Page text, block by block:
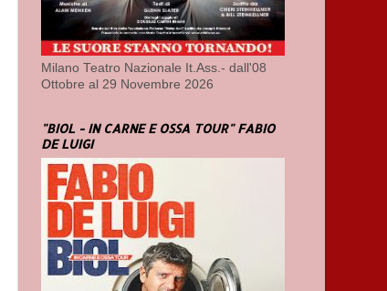
Milano Teatro Nazionale It.Ass.- dall'08
Ottobre al 29 Novembre 2026
"BIOL - IN CARNE E OSSA TOUR" FABIO
DE LUIGI